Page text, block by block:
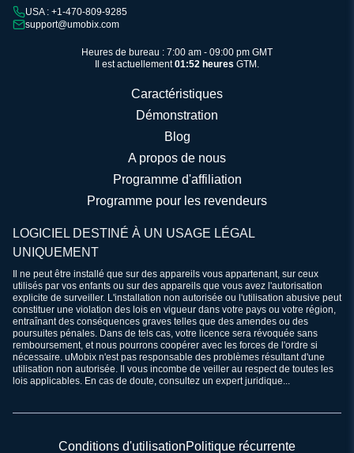
USA : +1-470-809-9285
support@umobix.com
Heures de bureau : 7:00 am - 09:00 pm GMT
Il est actuellement01:52 heures GTM.
Caractéristiques
Démonstration
Blog
A propos de nous
Programme d'affiliation
Programme pour les revendeurs
LOGICIEL DESTINÉ À UN USAGE LÉGAL
UNIQUEMENT
Il ne peut être installé que sur des appareils vous appartenant, sur ceux
utilisés par vos enfants ou sur des appareils que vous avez l'autorisation
explicite de surveiller. L'installation non autorisée ou l'utilisation abusive peut
constituer une violation des lois en vigueur dans votre pays ou votre région,
entraînant des conséquences graves telles que des amendes ou des
poursuites pénales. Dans de tels cas, votre licence sera révoquée sans
remboursement, et nous pourrons coopérer avec les forces de l'ordre si
nécessaire. uMobix n'est pas responsable des problèmes résultant d'une
utilisation non autorisée. Il vous incombe de veiller au respect de toutes les
lois applicables. En cas de doute, consultez un expert juridique...
Conditions d'utilisationPolitique récurrente